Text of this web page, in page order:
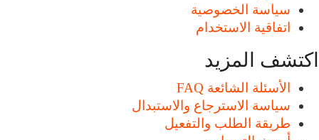
سياسة الخصوصية
اتفاقية الاستخدام
اكتشف المزيد
الأسئلة الشائعة FAQ
سياسة الاسترجاع والاستبدال
طريقة الطلب والتفعيل